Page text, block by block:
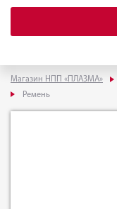
Магазин НПП «ПЛАЗМА»
Ремень